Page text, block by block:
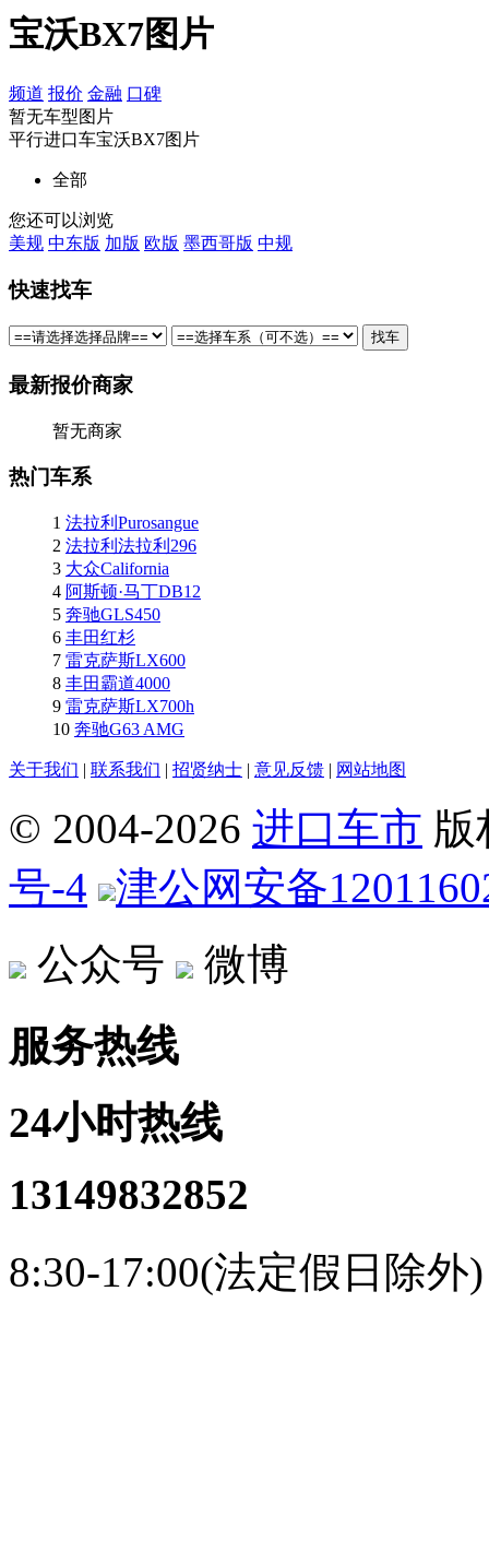
宝沃BX7图片
频道 报价 金融 口碑
暂无车型图片
平行进口车宝沃BX7图片
全部
您还可以浏览
美规 中东版 加版 欧版 墨西哥版 中规
快速找车
最新报价商家
暂无商家
热门车系
1 法拉利Purosangue
2 法拉利法拉利296
3 大众California
4 阿斯顿·马丁DB12
5 奔驰GLS450
6 丰田红杉
7 雷克萨斯LX600
8 丰田霸道4000
9 雷克萨斯LX700h
10 奔驰G63 AMG
关于我们 | 联系我们 | 招贤纳士 | 意见反馈 | 网站地图
© 2004-2026 进口车市
号-4
津公网安备
公众号
微博
服务热线
24小时热线
13149832852
8:30-17:00(法定假日除外)